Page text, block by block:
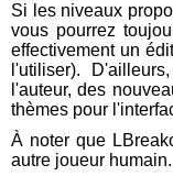
Si les niveaux
vous pourrez
effectivement un
l'utiliser).
l'auteur, des
thèmes pour
À noter que
autre joueur humain.